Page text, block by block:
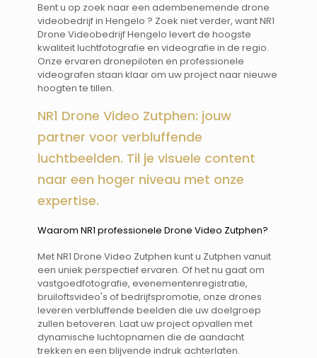
Bent u op zoek naar een adembenemende drone
videobedrijf in Hengelo ? Zoek niet verder, want NR1
Drone Videobedrijf Hengelo levert de hoogste
kwaliteit luchtfotografie en videografie in de regio.
Onze ervaren dronepiloten en professionele
videografen staan klaar om uw project naar nieuwe
hoogten te tillen.
NR1 Drone Video Zutphen: jouw
partner voor verbluffende
luchtbeelden. Til je visuele content
naar een hoger niveau met onze
expertise.
Waarom NR1 professionele Drone Video Zutphen? ​​
Met NR1 Drone Video Zutphen kunt u Zutphen vanuit
een uniek perspectief ervaren. Of het nu gaat om
vastgoedfotografie, evenementenregistratie,
bruiloftsvideo's of bedrijfspromotie, onze drones
leveren verbluffende beelden die uw doelgroep
zullen betoveren. Laat uw project opvallen met
dynamische luchtopnamen die de aandacht
trekken en een blijvende indruk achterlaten.